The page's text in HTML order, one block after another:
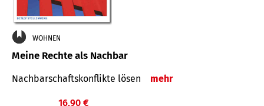
WOHNEN
Meine Rechte als Nachbar
Nach­bar­schafts­konflikte lösen mehr
16,90 €